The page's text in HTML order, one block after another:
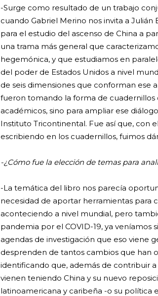
-Surge como resultado de un trabajo
cuando Gabriel Merino nos invita a
para el estudio del ascenso de China a
una trama más general que
hegemónica, y que estudiamos en
del poder de Estados Unidos a nivel
de seis dimensiones que conforman ese
fueron tomando la forma de
académicos, sino para ampliar ese
Instituto Tricontinental. Fue así que, con
escribiendo en los cuadernillos, fuimos
-¿Cómo fue la elección de temas para
-La temática del libro nos parecía
necesidad de aportar herramientas
aconteciendo a nivel mundial, pero
pandemia por el COVID-19, ya veníamos
agendas de investigación que eso viene
desprenden de tantos cambios que han
identificando que, además de contribuir
vienen teniendo China y su nuevo
latinoamericana y caribeña -o su política